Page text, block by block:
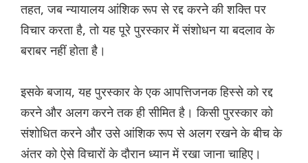
तहत, जब न्यायालय आंशिक रूप से रद्द करने की शक्ति पर
विचार करता है, तो यह पूरे पुरस्कार में संशोधन या बदलाव के
बराबर नहीं होता है।
इसके बजाय, यह पुरस्कार के एक आपत्तिजनक हिस्से को रद्द
करने और अलग करने तक ही सीमित है। किसी पुरस्कार को
संशोधित करने और उसे आंशिक रूप से अलग रखने के बीच के
अंतर को ऐसे विचारों के दौरान ध्यान में रखा जाना चाहिए।